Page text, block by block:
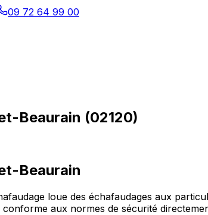
09 72 64 99 00
Beaurain (02120)
Beaurain
loue des échafaudages aux
aux normes de sécurité